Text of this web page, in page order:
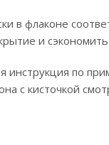
в флаконе
и
инструкция по
с кисточкой